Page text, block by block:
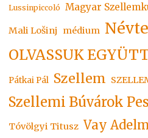
Lussinpiccoló Magyar
Mali Lošinj médium
OLVASSUK
Pátkai Pál Szellem
Szellemi Búvárok
Tóvölgyi Titusz Vay